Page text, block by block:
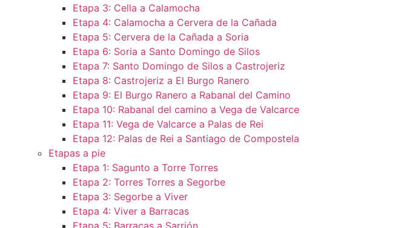
Etapa 3: Cella a Calamocha
Etapa 4: Calamocha a Cervera de la Cañada
Etapa 5: Cervera de la Cañada a Soria
Etapa 6: Soria a Santo Domingo de Silos
Etapa 7: Santo Domingo de Silos a Castrojeriz
Etapa 8: Castrojeriz a El Burgo Ranero
Etapa 9: El Burgo Ranero a Rabanal del Camino
Etapa 10: Rabanal del camino a Vega de Valcarce
Etapa 11: Vega de Valcarce a Palas de Rei
Etapa 12: Palas de Rei a Santiago de Compostela
Etapas a pie
Etapa 1: Sagunto a Torre Torres
Etapa 2: Torres Torres a Segorbe
Etapa 3: Segorbe a Viver
Etapa 4: Viver a Barracas
Etapa 5: Barracas a Sarrión